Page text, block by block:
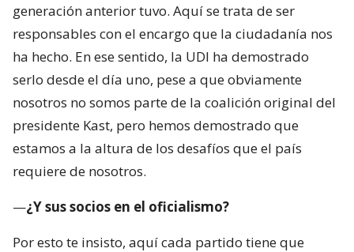
generación anterior tuvo. Aquí se trata de ser
responsables con el encargo que la ciudadanía nos
ha hecho. En ese sentido, la UDI ha demostrado
serlo desde el día uno, pese a que obviamente
nosotros no somos parte de la coalición original del
presidente Kast, pero hemos demostrado que
estamos a la altura de los desafíos que el país
requiere de nosotros.
—¿Y sus socios en el oficialismo?
Por esto te insisto, aquí cada partido tiene que